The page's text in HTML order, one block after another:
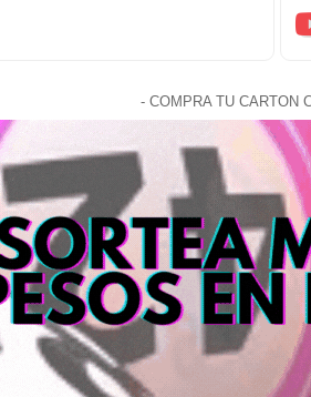
- COMPRA TU CARTON